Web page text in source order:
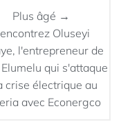
Plus âgé →
Oluseyi
l'entrepreneur de
qui s'attaque
crise électrique au
avec Econergco